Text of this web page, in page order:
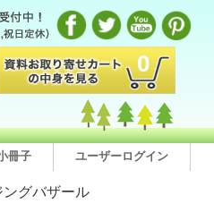
0
冊子 ユーザーログイン
グバザール